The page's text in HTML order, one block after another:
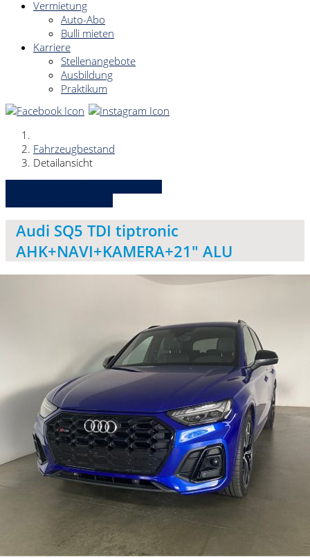
Vermietung
Auto-Abo
Bulli mieten
Karriere
Stellenangebote
Ausbildung
Praktikum
Fahrzeugbestand
Detailansicht
Audi SQ5 TDI tiptronic
AHK+NAVI+KAMERA+21" ALU